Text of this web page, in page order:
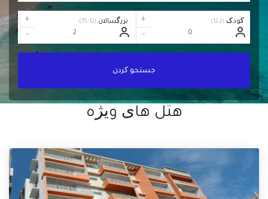
بزرگسالان (12-75)
+
-
کودک (2-12)
+
-
جستجو کردن
هتل های ویژه